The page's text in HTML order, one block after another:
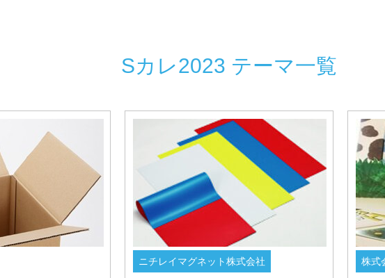
Sカレ2023 テーマ一覧
ニチレイマグネット株式会社 株式